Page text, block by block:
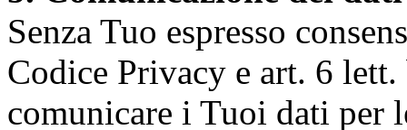
Senza Tuo espresso
Codice Privacy e art. 6
comunicare i Tuoi dati per